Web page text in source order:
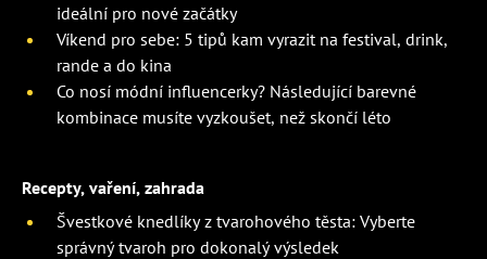
ideální pro nové začátky
Víkend pro sebe: 5 tipů kam vyrazit na festival, drink,
rande a do kina
Co nosí módní influencerky? Následující barevné
kombinace musíte vyzkoušet, než skončí léto
Recepty, vaření, zahrada
Švestkové knedlíky z tvarohového těsta: Vyberte
správný tvaroh pro dokonalý výsledek